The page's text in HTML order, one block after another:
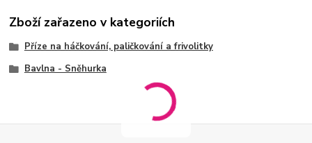
Zboží zařazeno v kategoriích
Příze na háčkování, paličkování a frivolitky
Bavlna - Sněhurka